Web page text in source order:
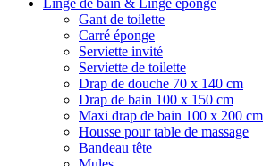
Linge de bain & Linge éponge
Gant de toilette
Carré éponge
Serviette invité
Serviette de toilette
Drap de douche 70 x 140 cm
Drap de bain 100 x 150 cm
Maxi drap de bain 100 x 200 cm
Housse pour table de massage
Bandeau tête